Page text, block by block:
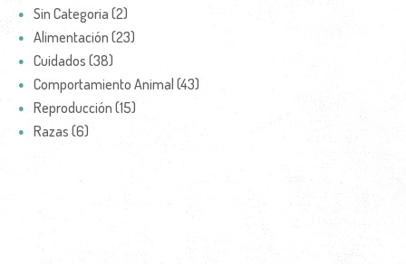
Sin Categoria (2)
Alimentación (23)
Cuidados (38)
Comportamiento Animal (43)
Reproducción (15)
Razas (6)